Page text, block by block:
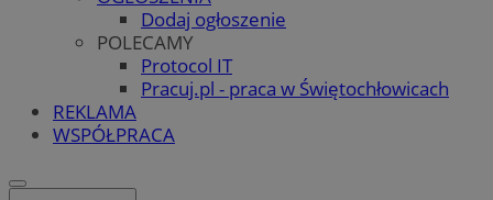
Dodaj ogłoszenie
POLECAMY
Protocol IT
Pracuj.pl - praca w Świętochłowicach
REKLAMA
WSPÓŁPRACA